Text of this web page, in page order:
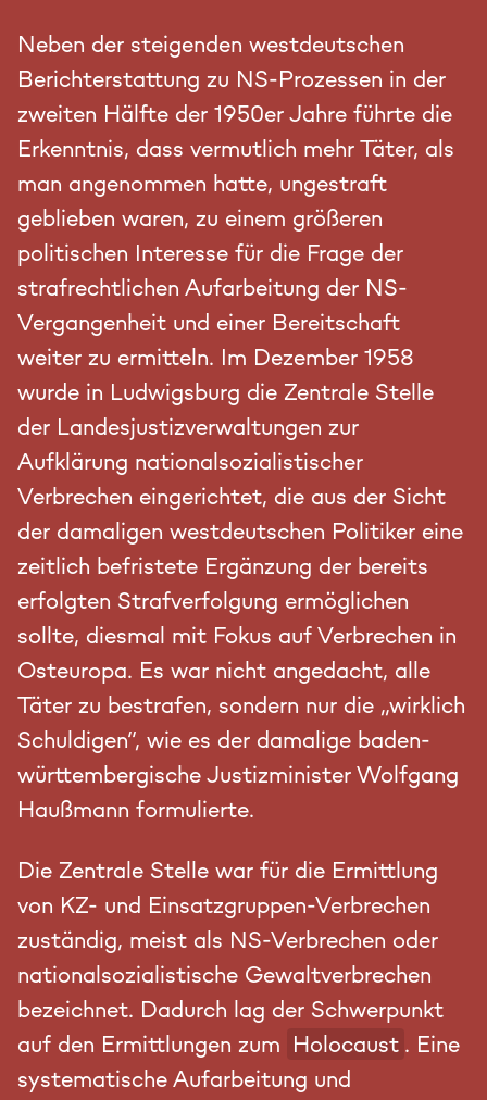
Neben der steigenden westdeutschen
Berichterstattung zu NS-Prozessen in der
zweiten Hälfte der 1950er Jahre führte die
Erkenntnis, dass vermutlich mehr Täter, als
man angenommen hatte, ungestraft
geblieben waren, zu einem größeren
politischen Interesse für die Frage der
strafrechtlichen Aufarbeitung der NS-
Vergangenheit und einer Bereitschaft
weiter zu ermitteln. Im Dezember 1958
wurde in Ludwigsburg die Zentrale Stelle
der Landesjustizverwaltungen zur
Aufklärung nationalsozialistischer
Verbrechen eingerichtet, die aus der Sicht
der damaligen westdeutschen Politiker eine
zeitlich befristete Ergänzung der bereits
erfolgten Strafverfolgung ermöglichen
sollte, diesmal mit Fokus auf Verbrechen in
Osteuropa. Es war nicht angedacht, alle
Täter zu bestrafen, sondern nur die „wirklich
Schuldigen“, wie es der damalige baden-
württembergische Justizminister Wolfgang
Haußmann formulierte.
Die Zentrale Stelle war für die Ermittlung
von KZ- und Einsatzgruppen-Verbrechen
zuständig, meist als NS-Verbrechen oder
nationalsozialistische Gewaltverbrechen
bezeichnet. Dadurch lag der Schwerpunkt
auf den Ermittlungen zum Holocaust . Eine
systematische Aufarbeitung und